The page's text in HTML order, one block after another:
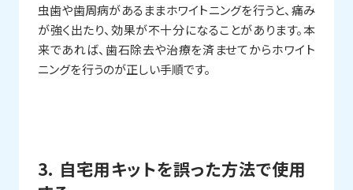
虫歯や歯周病があるままホワイトニングを行うと、痛み
が強く出たり、効果が不十分になることがあります。本
来であれば、歯石除去や治療を済ませてからホワイト
ニングを行うのが正しい手順です。
3. 自宅用キットを誤った方法で使用